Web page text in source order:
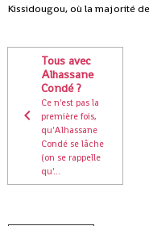
Kissidougou, où la majorité
Tous avec
Alhassane
Condé ?
Ce n'est pas la
première fois,
qu'Alhassane
Condé se lâche
(on se rappelle
qu'...